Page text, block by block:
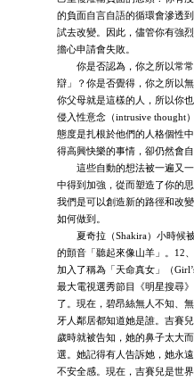
的負面自言自語的循環會滲透
試去改變。因此，儘管你有強
擔心申請會失敗。
你是否認為，你之所以常常
辯」？你是否覺得，你之所以
你父母就是這樣的人，所以你
侵入性意念（intrusive thought
態度是扎根於他們的人格個性
得高興快樂的事情，卻仍然會
這些自動的想法被一遍又一
中得到加強，從而塑造了你的
我們是可以創造新的路徑和改
如何做到。
夏奇拉（Shakira）小時候被
的顫音「聽起來像山羊」。12
加入了稱為「天命真女」（
最大電視選秀節目《明星搜尋
了。現在，碧昂絲無人不知、
牙人鄰居都知道她是誰。吉賽
歲時就被告知，她的鼻子太大
選。她記得有人告訴她，她永
不安全感。現在，吉賽兒是世